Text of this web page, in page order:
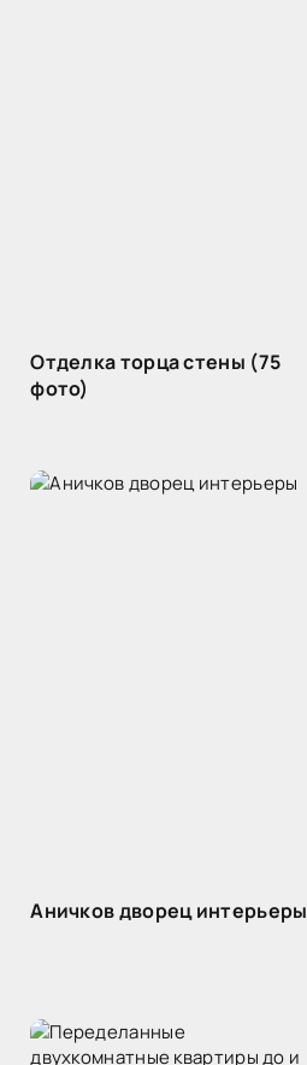
Отделка торца стены (75
фото)
Аничков дворец интерьеры